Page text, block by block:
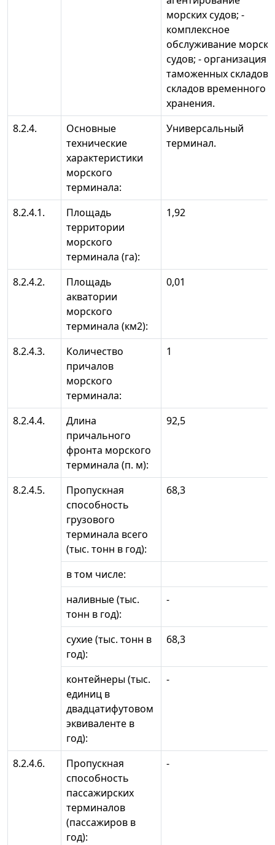
морских судов; -
комплексное
обслуживание
судов; - организация
таможенных складов,
складов временного
хранения.
8.2.4.
Основные
технические
характеристики
морского
терминала:
Универсальный
терминал.
8.2.4.1.
Площадь
территории
морского
терминала (га):
1,92
8.2.4.2.
Площадь
акватории
морского
терминала (км2):
0,01
8.2.4.3.
Количество
причалов
морского
терминала:
1
8.2.4.4.
Длина
причального
фронта морского
терминала (п. м):
92,5
8.2.4.5.
Пропускная
способность
грузового
терминала всего
(тыс. тонн в год):
68,3
в том числе:
наливные (тыс.
тонн в год):
-
сухие (тыс. тонн в
год):
68,3
контейнеры (тыс.
единиц в
двадцатифутовом
эквиваленте в
год):
-
8.2.4.6.
Пропускная
способность
пассажирских
терминалов
(пассажиров в
год):
-